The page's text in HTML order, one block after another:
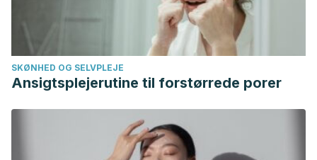
doi:10.1111/j.1365-2036.2004.01874.x
Lim BO, Seong NS, Choue RW, et al. Efficacy of dietary
aloe vera supplementation on hepatic cholesterol and
oxidative status in aged rats.
2003;49(4):292-296. doi:10.3177/jnsv.49.292
Choudhary, M., Kochhar, A., & Sangha, J. (2014).
Hypoglycemic and hypolipidemic effect of Aloe vera L. in
non-insulin dependent diabetics. Journal of food science
SKØNHED OG SELVPLEJE
Ansigtsplejerutine til forstørrede porer